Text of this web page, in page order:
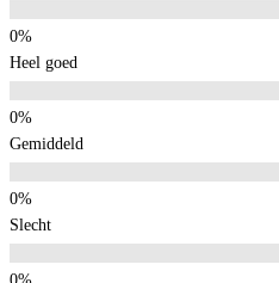
Heel goed
Gemiddeld
Slecht